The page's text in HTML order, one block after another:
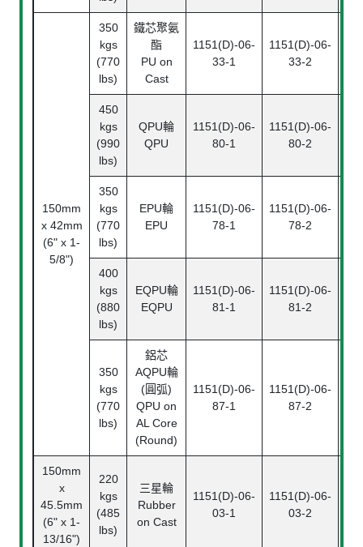
150mm
x 42mm
(6" x 1-
5/8")
350
kgs
(770
lbs)
鐵芯聚氨
酯
PU on
Cast
1151(D)-06-
33-1
1151(D)-06-
33-2
450
kgs
(990
lbs)
QPU輪
QPU
1151(D)-06-
80-1
1151(D)-06-
80-2
350
kgs
(770
lbs)
EPU輪
EPU
1151(D)-06-
78-1
1151(D)-06-
78-2
400
kgs
(880
lbs)
EQPU輪
EQPU
1151(D)-06-
81-1
1151(D)-06-
81-2
350
kgs
(770
lbs)
鋁芯
AQPU輪
(圓弧)
QPU on
AL Core
(Round)
1151(D)-06-
87-1
1151(D)-06-
87-2
150mm
x
45.5mm
(6" x 1-
13/16")
220
kgs
(485
lbs)
三星輪
Rubber
on Cast
1151(D)-06-
03-1
1151(D)-06-
03-2